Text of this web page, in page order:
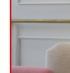
b
o
o